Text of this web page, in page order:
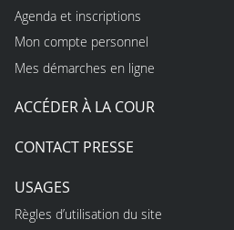
Agenda et inscriptions
Mon compte personnel
Mes démarches en ligne
ACCÉDER À LA COUR
CONTACT PRESSE
USAGES
Règles d’utilisation du site